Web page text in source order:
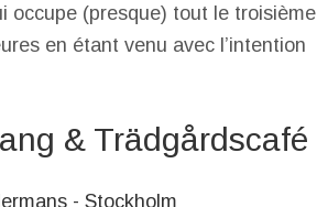
occupe (presque) tout le troisième
en étant venu avec l’intention
& Trädgårdscafé